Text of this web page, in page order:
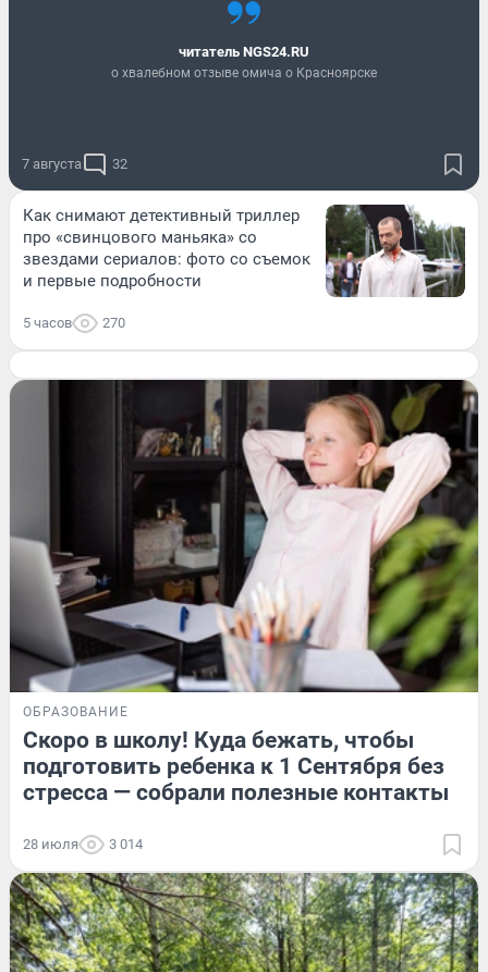
читатель NGS24.RU
о хвалебном отзыве омича о Красноярске
7 августа 32
Как снимают детективный триллер
про «свинцового маньяка» со
звездами сериалов: фото со съемок
и первые подробности
5 часов 270
ОБРАЗОВАНИЕ
Скоро в школу! Куда бежать, чтобы
подготовить ребенка к 1 Сентября без
стресса — собрали полезные контакты
28 июля 3 014